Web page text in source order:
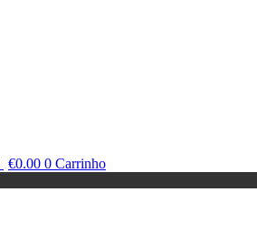
€0.00 0 Carrinho